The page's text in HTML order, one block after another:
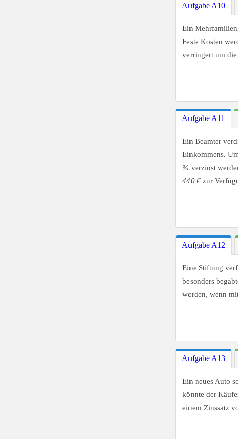
Aufgabe A10
Ein
Feste Kosten
verringert um
Aufgabe A11
Ein Beamter
Einkommens.
% verzinst
440 € zur
Aufgabe A12
Eine Stiftung
besonders
werden, wenn
Aufgabe A13
Ein neues Auto
könnte der
einem Zinssatz